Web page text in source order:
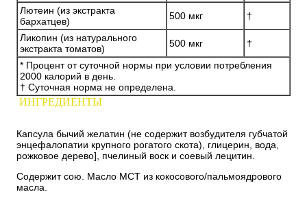
Лютеин (из экстракта
бархатцев)
500 мкг
†
Ликопин (из натурального
экстракта томатов)
500 мкг
†
* Процент от суточной нормы при условии потребления
2000 калорий в день.
† Суточная норма не определена.
ИНГРЕДИЕНТЫ
Капсула бычий желатин (не содержит возбудителя губчатой
энцефалопатии крупного рогатого скота), глицерин, вода,
рожковое дерево], пчелиный воск и соевый лецитин.
Содержит сою. Масло MCT из кокосового/пальмоядрового
масла.